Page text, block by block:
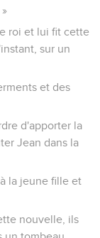
roi et lui fit cette
sur un
et des
d'apporter la
Jean dans la
la jeune fille et
nouvelle, ils